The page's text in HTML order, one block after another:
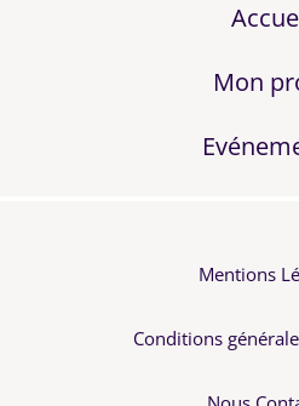
Mon
Mentions
Conditions